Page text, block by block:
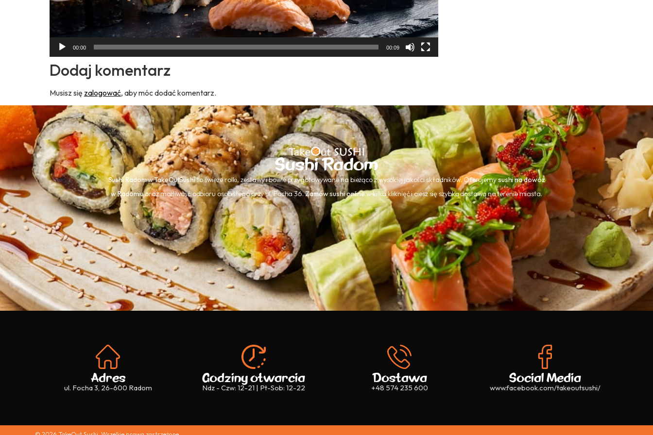
00:00 00:09
Dodaj komentarz
Musisz się zalogować, aby móc dodać komentarz.
Sushi Radom
Sushi RadomwTakeOutSushito świeże rolki, zestawy i bowle przygotowywane na bieżąco z wysokiej jakości składników. Oferujemysushi na dowóz
w Radomiuoraz możliwość odbioru osobistego przy ul. Focha 36.Zamów sushi onlinew kilka kliknięć i ciesz się szybką dostawą na terenie miasta.
Adres
ul. Focha 3, 26-600 Radom
Godziny otwarcia
Ndz - Czw: 12-21 | Pt-Sob: 12-22
Dostawa
+48 574 235 600
Social Media
www.facebook.com/takeoutsushi/